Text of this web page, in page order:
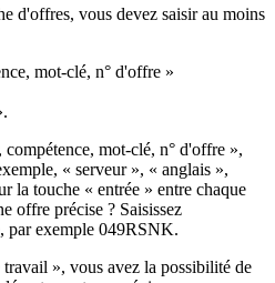
d'offres, vous devez saisir au moins
mot-clé, n° d'offre »
mot-clé, n° d'offre »,
« serveur », « anglais »,
la touche « entrée » entre chaque
offre précise ? Saisissez
par exemple 049RSNK.
», vous avez la possibilité de